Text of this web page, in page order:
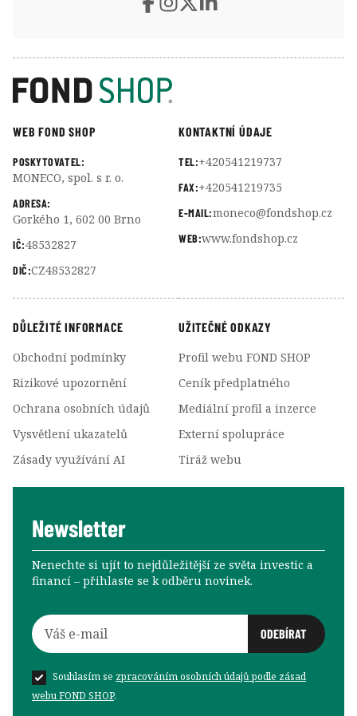
WEB FOND SHOP
POSKYTOVATEL:
MONECO, spol. s r. o.
ADRESA:
Gorkého 1, 602 00 Brno
IČ:48532827
DIČ:CZ48532827
KONTAKTNÍ ÚDAJE
TEL:+420541219737
FAX:+420541219735
E-MAIL:moneco@fondshop.cz
WEB:www.fondshop.cz
DŮLEŽITÉ INFORMACE
Obchodní podmínky
Rizikové upozornění
Ochrana osobních údajů
Vysvětlení ukazatelů
Zásady využívání AI
UŽITEČNÉ ODKAZY
Profil webu FOND SHOP
Ceník předplatného
Mediální profil a inzerce
Externí spolupráce
Tiráž webu
Newsletter
Nenechte si ujít to nejdůležitější ze světa investic a
financí –⁠⁠⁠⁠⁠⁠ přihlaste se k odběru novinek.
Souhlasím se zpracováním osobních údajů podle zásad
webu FOND SHOP.